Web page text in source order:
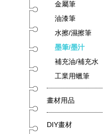
金屬筆
油漆筆
水擦/濕擦筆
墨筆/墨汁
補充油/補充水
工業用蠟筆
畫材用品
DIY畫材